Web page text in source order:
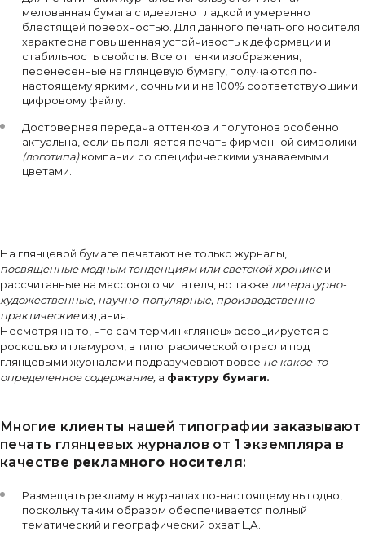
мелованная бумага с идеально гладкой и умеренно
блестящей поверхностью. Для данного печатного носителя
характерна повышенная устойчивость к деформации и
стабильность свойств. Все оттенки изображения,
перенесенные на глянцевую бумагу, получаются по-
настоящему яркими, сочными и на 100% соответствующими
цифровому файлу.
Достоверная передача оттенков и полутонов особенно
актуальна, если выполняется печать фирменной символики
(логотипа)компании со специфическими узнаваемыми
цветами.
На глянцевой бумаге печатают не только журналы,
посвященные модным тенденциям или светской хроникеи
рассчитанные на массового читателя, но также литературно-
художественные, научно-популярные, производственно-
практическиеиздания.
Несмотря на то, что сам термин «глянец» ассоциируется с
роскошью и гламуром, в типографической отрасли под
глянцевыми журналами подразумевают вовсе не какое-то
определенное содержание, а фактуру бумаги.
Многие клиенты нашей типографии заказывают
печать глянцевых журналов от 1 экземпляра в
качестве рекламного носителя:
Размещать рекламу в журналах по-настоящему выгодно,
поскольку таким образом обеспечивается полный
тематический и географический охват ЦА.